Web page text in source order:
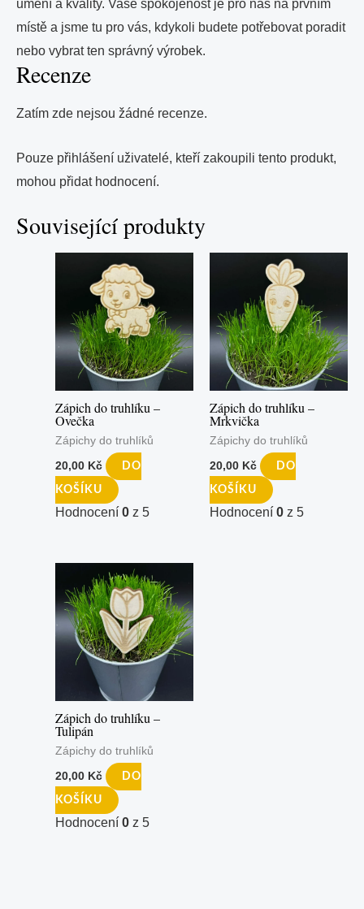
umění a kvality. Vaše spokojenost je pro nás na prvním
místě a jsme tu pro vás, kdykoli budete potřebovat poradit
nebo vybrat ten správný výrobek.
Recenze
Zatím zde nejsou žádné recenze.
Pouze přihlášení uživatelé, kteří zakoupili tento produkt,
mohou přidat hodnocení.
Související produkty
Zápich do truhlíku –
Ovečka
Zápichy do truhlíků
20,00 Kč DO
KOŠÍKU
Hodnocení 0 z 5
Zápich do truhlíku –
Mrkvička
Zápichy do truhlíků
20,00 Kč DO
KOŠÍKU
Hodnocení 0 z 5
Zápich do truhlíku –
Tulipán
Zápichy do truhlíků
20,00 Kč DO
KOŠÍKU
Hodnocení 0 z 5